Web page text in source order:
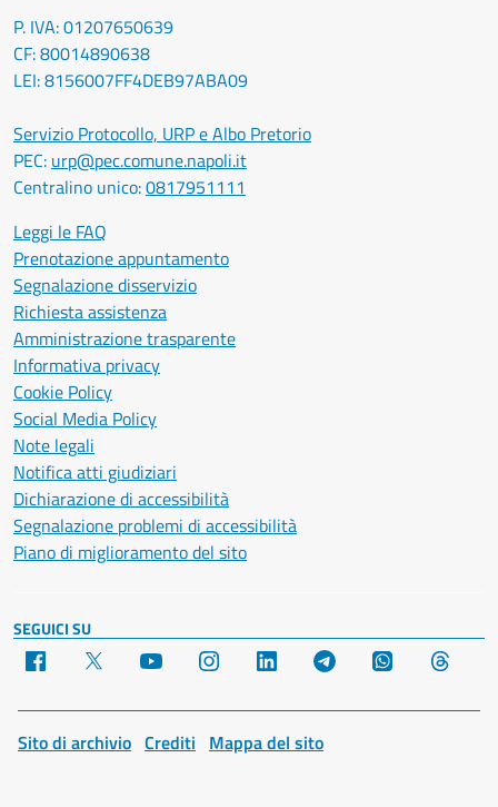
P. IVA: 01207650639
CF: 80014890638
LEI: 8156007FF4DEB97ABA09
Servizio Protocollo, URP e Albo Pretorio
PEC: urp@pec.comune.napoli.it
Centralino unico:0817951111
Leggi le FAQ
Prenotazione appuntamento
Segnalazione disservizio
Richiesta assistenza
Amministrazione trasparente
Informativa privacy
Cookie Policy
Social Media Policy
Note legali
Notifica atti giudiziari
Dichiarazione di accessibilità
Segnalazione problemi di accessibilità
Piano di miglioramento del sito
SEGUICI SU
Facebook YouTube Instagram LinkedIn Telegram WhatsApp
Sito di archivio Crediti Mappa del sito